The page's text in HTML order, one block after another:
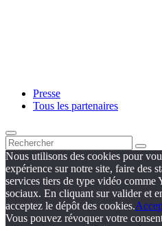
Presse
Tous les partenaires
Nous utilisons des cookies pour
expérience sur notre site, faire des
services tiers de type vidéo comme
sociaux. En cliquant sur valider et
acceptez le dépôt des cookies.
Vous pouvez révoquer votre